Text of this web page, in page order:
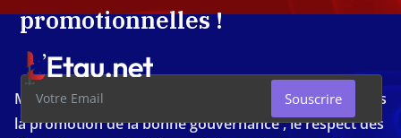
promotionnelles !
Souscrire
Média d'investigation ivoirien résolument engagé dans
la promotion de la bonne gouvernance , le respect des